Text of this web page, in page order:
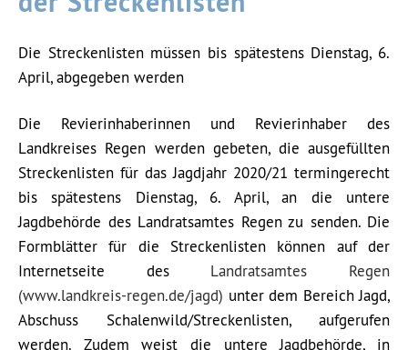
Die Streckenlisten müssen bis spätestens Dienstag, 6.
April, abgegeben werden
Die Revierinhaberinnen und Revierinhaber des
Landkreises Regen werden gebeten, die ausgefüllten
Streckenlisten für das Jagdjahr 2020/21 termingerecht
bis spätestens Dienstag, 6. April, an die untere
Jagdbehörde des Landratsamtes Regen zu senden. Die
Formblätter für die Streckenlisten können auf der
Internetseite des Landratsamtes Regen
(www.landkreis-regen.de/jagd) unter dem Bereich Jagd,
Abschuss Schalenwild/Streckenlisten, aufgerufen
werden. Zudem weist die untere Jagdbehörde, in